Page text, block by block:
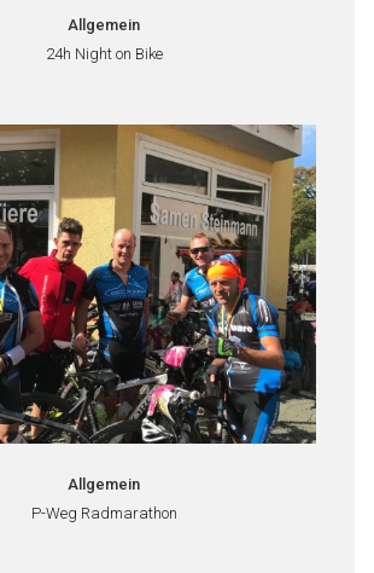
Allgemein
24h Night on Bike
Allgemein
P-Weg Radmarathon